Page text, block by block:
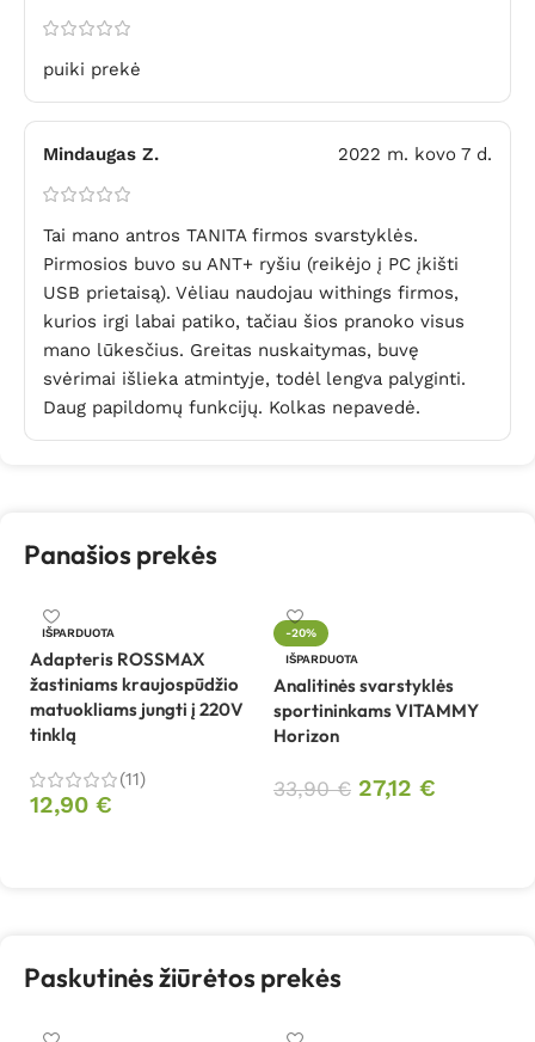
puiki prekė
Mindaugas Z. 2022 m. kovo 7 d.
Tai mano antros TANITA firmos svarstyklės.
Pirmosios buvo su ANT+ ryšiu (reikėjo į PC įkišti
USB prietaisą). Vėliau naudojau withings firmos,
kurios irgi labai patiko, tačiau šios pranoko visus
mano lūkesčius. Greitas nuskaitymas, buvę
svėrimai išlieka atmintyje, todėl lengva palyginti.
Daug papildomų funkcijų. Kolkas nepavedė.
Panašios prekės
IŠPARDUOTA
Adapteris ROSSMAX
žastiniams kraujospūdžio
matuokliams jungti į 220V
tinklą
(11)
12,90 €
-20%
IŠPARDUOTA
Analitinės svarstyklės
sportininkams VITAMMY
Horizon
33,90€ 27,12 €
Paskutinės žiūrėtos prekės